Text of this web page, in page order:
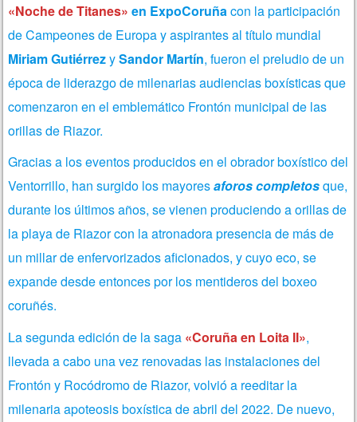
«Noche de Titanes» en ExpoCoruña con la participación
de Campeones de Europa y aspirantes al título mundial
Miriam GutiérrezySandor Martín, fueron el preludio de un
época de liderazgo de milenarias audiencias boxísticas que
comenzaron en el emblemático Frontón municipal de las
orillas de Riazor.
Gracias a los eventos producidos en el obrador boxístico del
Ventorrillo, han surgido los mayoresaforos completosque,
durante los últimos años, se vienen produciendo a orillas de
la playa de Riazor con la atronadora presencia de más de
un millar de enfervorizados aficionados, y cuyo eco, se
expande desde entonces por los mentideros del boxeo
coruñés.
La segunda edición de la saga «Coruña en Loita II»,
llevada a cabo una vez renovadas las instalaciones del
Frontón y Rocódromo de Riazor, volvió a reeditar la
milenaria apoteosis boxística de abril del 2022. De nuevo,